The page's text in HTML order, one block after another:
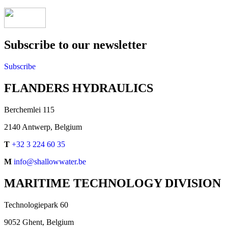
Subscribe to our newsletter
Subscribe
FLANDERS HYDRAULICS
Berchemlei 115
2140 Antwerp, Belgium
T +32 3 224 60 35
M info@shallowwater.be
MARITIME TECHNOLOGY DIVISION
Technologiepark 60
9052 Ghent, Belgium